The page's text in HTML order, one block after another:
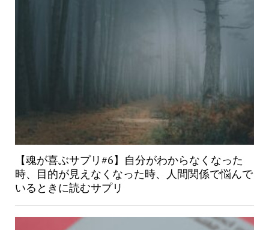
【魂が喜ぶサプリ#6】自分がわからなくなった
時、目的が見えなくなった時、人間関係で悩んで
いるときに読むサプリ